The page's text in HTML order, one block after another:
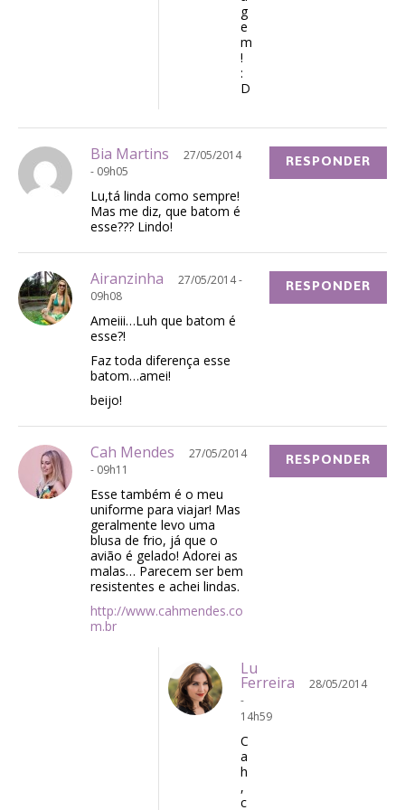
g
e
m
!
:
D
Bia Martins
27/05/2014
- 09h05
Lu,tá linda como sempre!
Mas me diz, que batom é
esse??? Lindo!
RESPONDER
Airanzinha
27/05/2014 -
09h08
Ameiii…Luh que batom é
esse?!
Faz toda diferença esse
batom…amei!
beijo!
RESPONDER
Cah Mendes
27/05/2014
- 09h11
Esse também é o meu
uniforme para viajar! Mas
geralmente levo uma
blusa de frio, já que o
avião é gelado! Adorei as
malas… Parecem ser bem
resistentes e achei lindas.
http://www.cahmendes.co
m.br
RESPONDER
Lu
Ferreira
28/05/2014
-
14h59
C
a
h
,
c